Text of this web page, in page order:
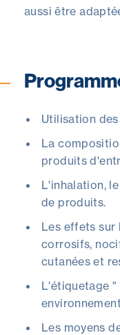
aussi être
Utilisation
La
produits
L'inhalation,
de produits.
Les effets sur
corrosifs,
cutanées et
L'étiquetage "
Les moyens